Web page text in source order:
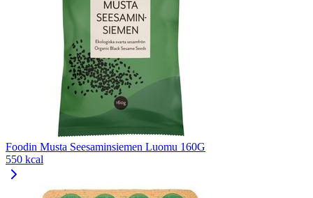
Foodin Musta Seesaminsiemen Luomu 160G
550 kcal